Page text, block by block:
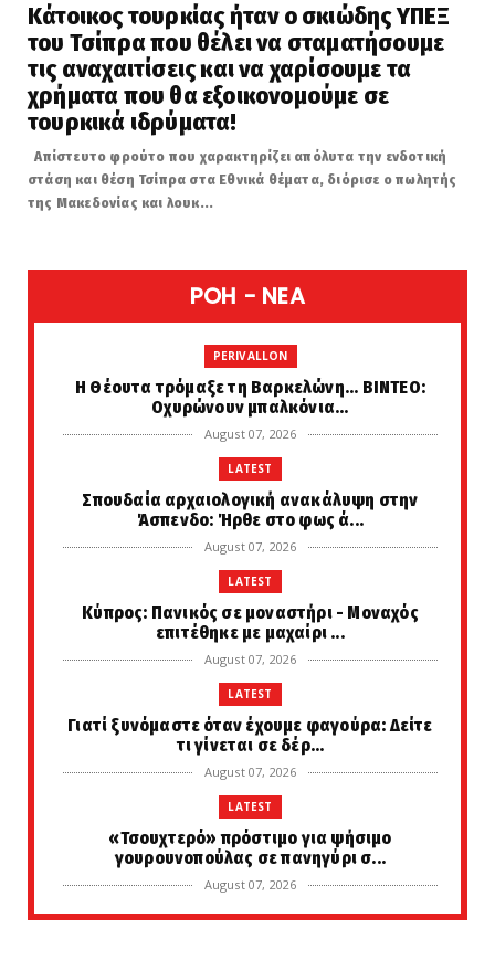
Κάτοικος τουρκίας ήταν ο σκιώδης ΥΠΕΞ
του Τσίπρα που θέλει να σταματήσουμε
τις αναχαιτίσεις και να χαρίσουμε τα
χρήματα που θα εξοικονομούμε σε
τουρκικά ιδρύματα!
Απίστευτο φρούτο που χαρακτηρίζει απόλυτα την ενδοτική
στάση και θέση Τσίπρα στα Εθνικά θέματα, διόρισε ο πωλητής
της Μακεδονίας και λουκ...
POH - NEA
PERIVALLON
H Θέουτα τρόμαξε τη Βαρκελώνη... ΒΙΝΤΕΟ:
Οχυρώνουν μπαλκόνια...
August 07, 2026
LATEST
Σπουδαία αρχαιολογική ανακάλυψη στην
Άσπενδο: Ήρθε στο φως ά...
August 07, 2026
LATEST
Κύπρος: Πανικός σε μοναστήρι - Μοναχός
επιτέθηκε με μαχαίρι ...
August 07, 2026
LATEST
Γιατί ξυνόμαστε όταν έχουμε φαγούρα: Δείτε
τι γίνεται σε δέρ...
August 07, 2026
LATEST
«Τσουχτερό» πρόστιμο για ψήσιμο
γουρουνοπούλας σε πανηγύρι σ...
August 07, 2026
LATEST